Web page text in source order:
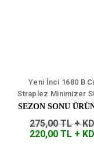
Yeni İnci 1680 B
Straplez Minimizer
SEZON SONU
275,00 TL +
220,00 TL +